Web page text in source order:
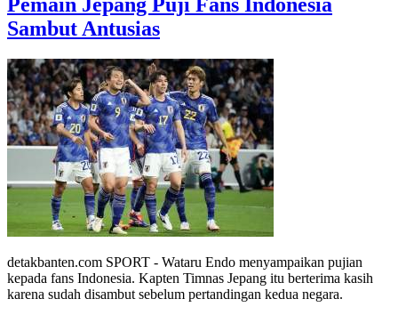
Sambut Antusias
detakbanten.com SPORT - Wataru Endo menyampaikan pujian
kepada fans Indonesia. Kapten Timnas Jepang itu berterima kasih
karena sudah disambut sebelum pertandingan kedua negara.